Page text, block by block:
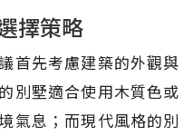
擇策略
首先考慮建築的外觀與
別墅適合使用木質色或
氣息；而現代風格的別